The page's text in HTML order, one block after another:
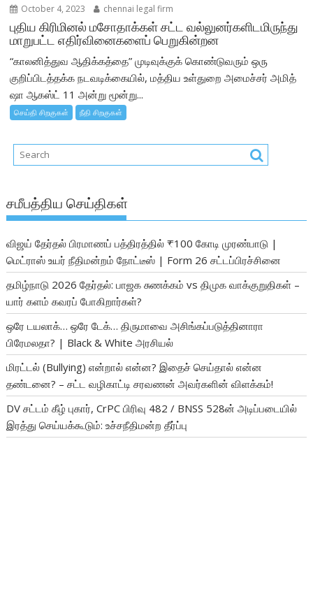
October 4, 2023 chennai legal firm
புதிய கிரிமினல் மசோதாக்கள் சட்ட வல்லுனர்களிடமிருந்து
மாறுபட்ட எதிர்வினைகளைப் பெறுகின்றன
“காலனித்துவ ஆதிக்கத்தை” முடிவுக்குக் கொண்டுவரும் ஒரு
குறிப்பிடத்தக்க நடவடிக்கையில், மத்திய உள்துறை அமைச்சர் அமித்
ஷா ஆகஸ்ட் 11 அன்று மூன்று...
செய்தி சிறகுகள் நீதி சிறகுகள்
சமீபத்திய செய்திகள்
விஜய் தேர்தல் பிரமாணப் பத்திரத்தில் ₹100 கோடி முரண்பாடு |
மெட்ராஸ் உயர் நீதிமன்றம் நோட்டீஸ் | Form 26 சட்டப்பிரச்சினை
தமிழ்நாடு 2026 தேர்தல்: பாஜக சுணக்கம் vs திமுக வாக்குறுதிகள் –
யார் களம் கவரப் போகிறார்கள்?
ஒரே டயலாக்… ஒரே டேக்… திருமாவை அசிங்கப்படுத்தினாரா
பிரேமலதா? | Black & White அரசியல்
மிரட்டல் (Bullying) என்றால் என்ன? இதைச் செய்தால் என்ன
தண்டனை? – சட்ட வழிகாட்டி சரவணன் அவர்களின் விளக்கம்!
DV சட்டம் கீழ் புகார், CrPC பிரிவு 482 / BNSS 528ன் அடிப்படையில்
இரத்து செய்யக்கூடும்: உச்சநீதிமன்ற தீர்ப்பு